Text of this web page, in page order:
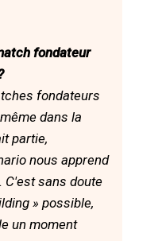
fondateur
fondateurs
dans la
partie,
nous apprend
C'est sans doute
» possible,
un moment